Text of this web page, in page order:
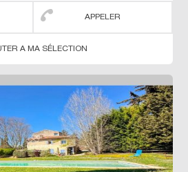
APPELER
A MA SÉLECTION